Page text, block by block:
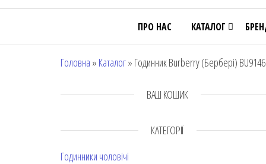
ПРО НАС КАТАЛОГ
Головна » Каталог» Годинник Burberry (Бербері) BU9146
ВАШ КОШИК
КАТЕГОРІЇ
Годинники чоловічі